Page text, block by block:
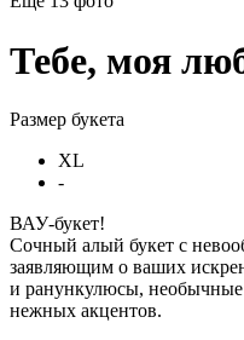
Тебе, моя
Размер букета
XL
-
ВАУ-букет!
Сочный алый букет с
заявляющим о ваших
и ранункулюсы, необычные
нежных акцентов.